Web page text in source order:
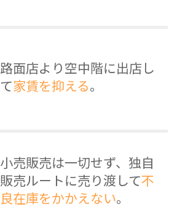
路面店より空中階に出店し
て家賃を抑える。
小売販売は一切せず、独自
販売ルートに売り渡して不
良在庫をかかえない。